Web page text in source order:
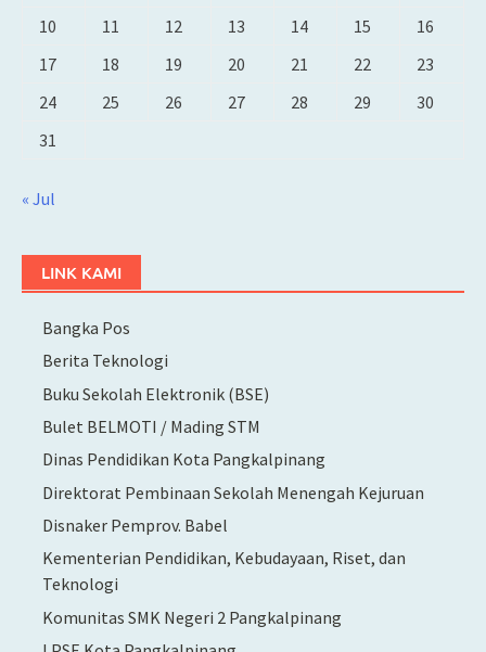
10
11 12 13 14 15
16
17
18 19 20 21 22
23
24
25 26 27 28 29
30
31
« Jul
LINK KAMI
Bangka Pos
Berita Teknologi
Buku Sekolah Elektronik (BSE)
Bulet BELMOTI / Mading STM
Dinas Pendidikan Kota Pangkalpinang
Direktorat Pembinaan Sekolah Menengah Kejuruan
Disnaker Pemprov. Babel
Kementerian Pendidikan, Kebudayaan, Riset, dan
Teknologi
Komunitas SMK Negeri 2 Pangkalpinang